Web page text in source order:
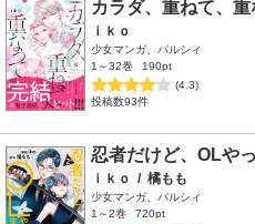
カラダ、重ねて、
ｉｋｏ
少女マンガ、パルシィ
1～32巻
190pt
(4.3)
投稿数93件
忍者だけど、OLや
ｉｋｏ / 橘もも
少女マンガ、パルシィ
1～2巻
720pt